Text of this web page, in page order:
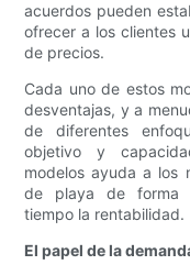
acuerdos pueden
ofrecer a los clientes
de precios.
Cada uno de estos
desventajas, y a
de diferentes
objetivo y
modelos ayuda a los
de playa de forma
tiempo la rentabilidad.
El papel de la